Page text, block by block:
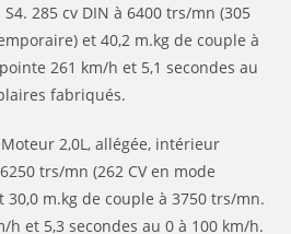
285 cv DIN à 6400 trs/mn (305
et 40,2 m.kg de couple à
261 km/h et 5,1 secondes au
fabriqués.
2,0L, allégée, intérieur
trs/mn (262 CV en mode
m.kg de couple à 3750 trs/mn.
h et 5,3 secondes au 0 à 100 km/h.